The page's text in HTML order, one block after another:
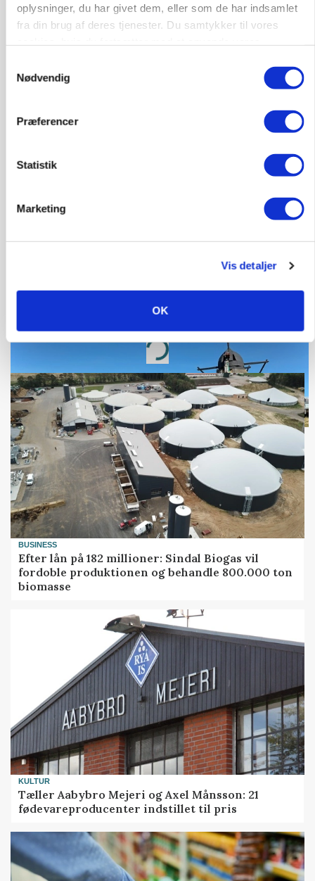
oplysninger, du har givet dem, eller som de har indsamlet
fra din brug af deres tjenester. Du samtykker til vores
Nødvendig
Præferencer
Statistik
Marketing
Vis detaljer
OK
Efter fire årtier: Familieejet vestjysk producent
af staldinventar får ny medejer
Annonce
Annonce
Loading...
BUSINESS
Efter lån på 182 millioner: Sindal Biogas vil
fordoble produktionen og behandle 800.000 ton
biomasse
KULTUR
Tæller Aabybro Mejeri og Axel Månsson: 21
fødevareproducenter indstillet til pris